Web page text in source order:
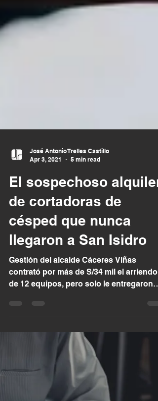
5 min read
El sospechoso alquiler
de cortadoras de
césped que nunca
llegaron a San Isidro
Gestión del alcalde Cáceres Viñas
contrató por más de S/34 mil el arriendo
de 12 equipos, pero solo le entregaron